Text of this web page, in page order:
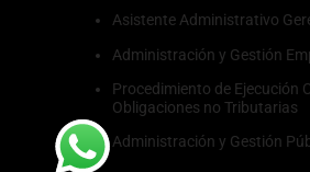
Asistente Administrativo
Administración y Gestión
Procedimiento de Ejecución
Obligaciones no Tributarias
Administración y Gestión